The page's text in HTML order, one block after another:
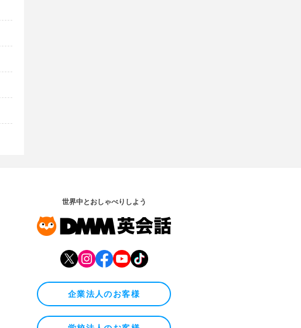
世界中とおしゃべりしよう
企業法人のお客様